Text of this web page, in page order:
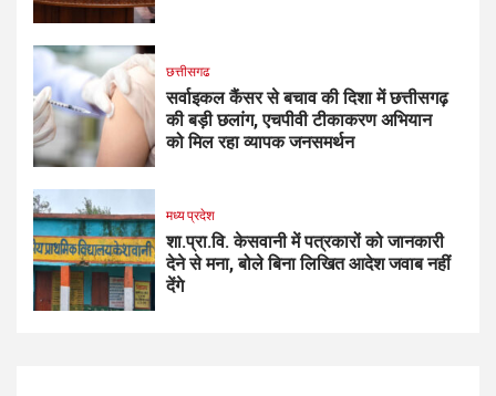
छत्तीसगढ
सर्वाइकल कैंसर से बचाव की दिशा में छत्तीसगढ़
की बड़ी छलांग, एचपीवी टीकाकरण अभियान
को मिल रहा व्यापक जनसमर्थन
मध्य प्रदेश
शा.प्रा.वि. केसवानी में पत्रकारों को जानकारी
देने से मना, बोले बिना लिखित आदेश जवाब नहीं
देंगे